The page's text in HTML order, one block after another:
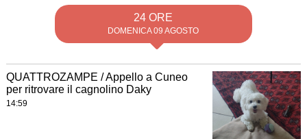
24 ORE
DOMENICA 09 AGOSTO
QUATTROZAMPE / Appello a Cuneo
per ritrovare il cagnolino Daky
14:59